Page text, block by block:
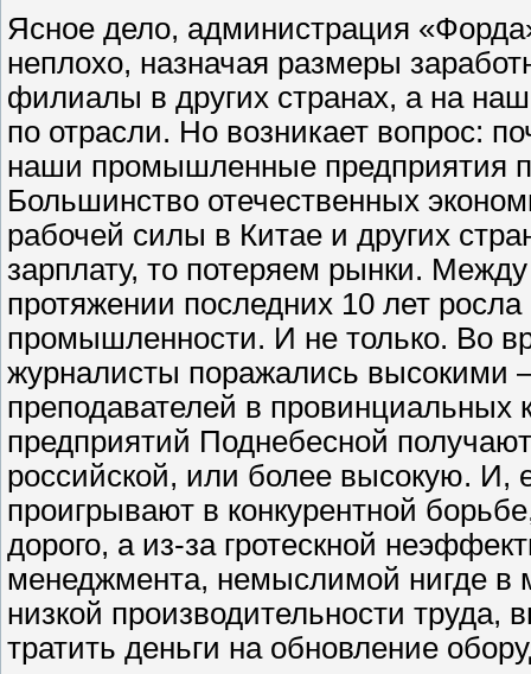
Ясное дело, администрация
неплохо, назначая размеры
филиалы в других странах, а на
по отрасли. Но возникает вопрос:
наши промышленные предприятия
Большинство отечественных
рабочей силы в Китае и других
зарплату, то потеряем рынки.
протяжении последних 10 лет
промышленности. И не только. Во
журналисты поражались высокими
преподавателей в провинциальных
предприятий Поднебесной
российской, или более высокую. И,
проигрывают в конкурентной
дорого, а из-за гротескной
менеджмента, немыслимой нигде в
низкой производительности труда,
тратить деньги на обновление